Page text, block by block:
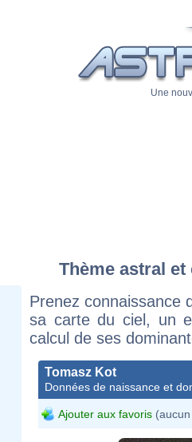
Une
Thème astral et
Prenez connaissance
sa carte du ciel, un
calcul de ses
Tomasz Kot
Données de naissance et
Ajouter aux favoris